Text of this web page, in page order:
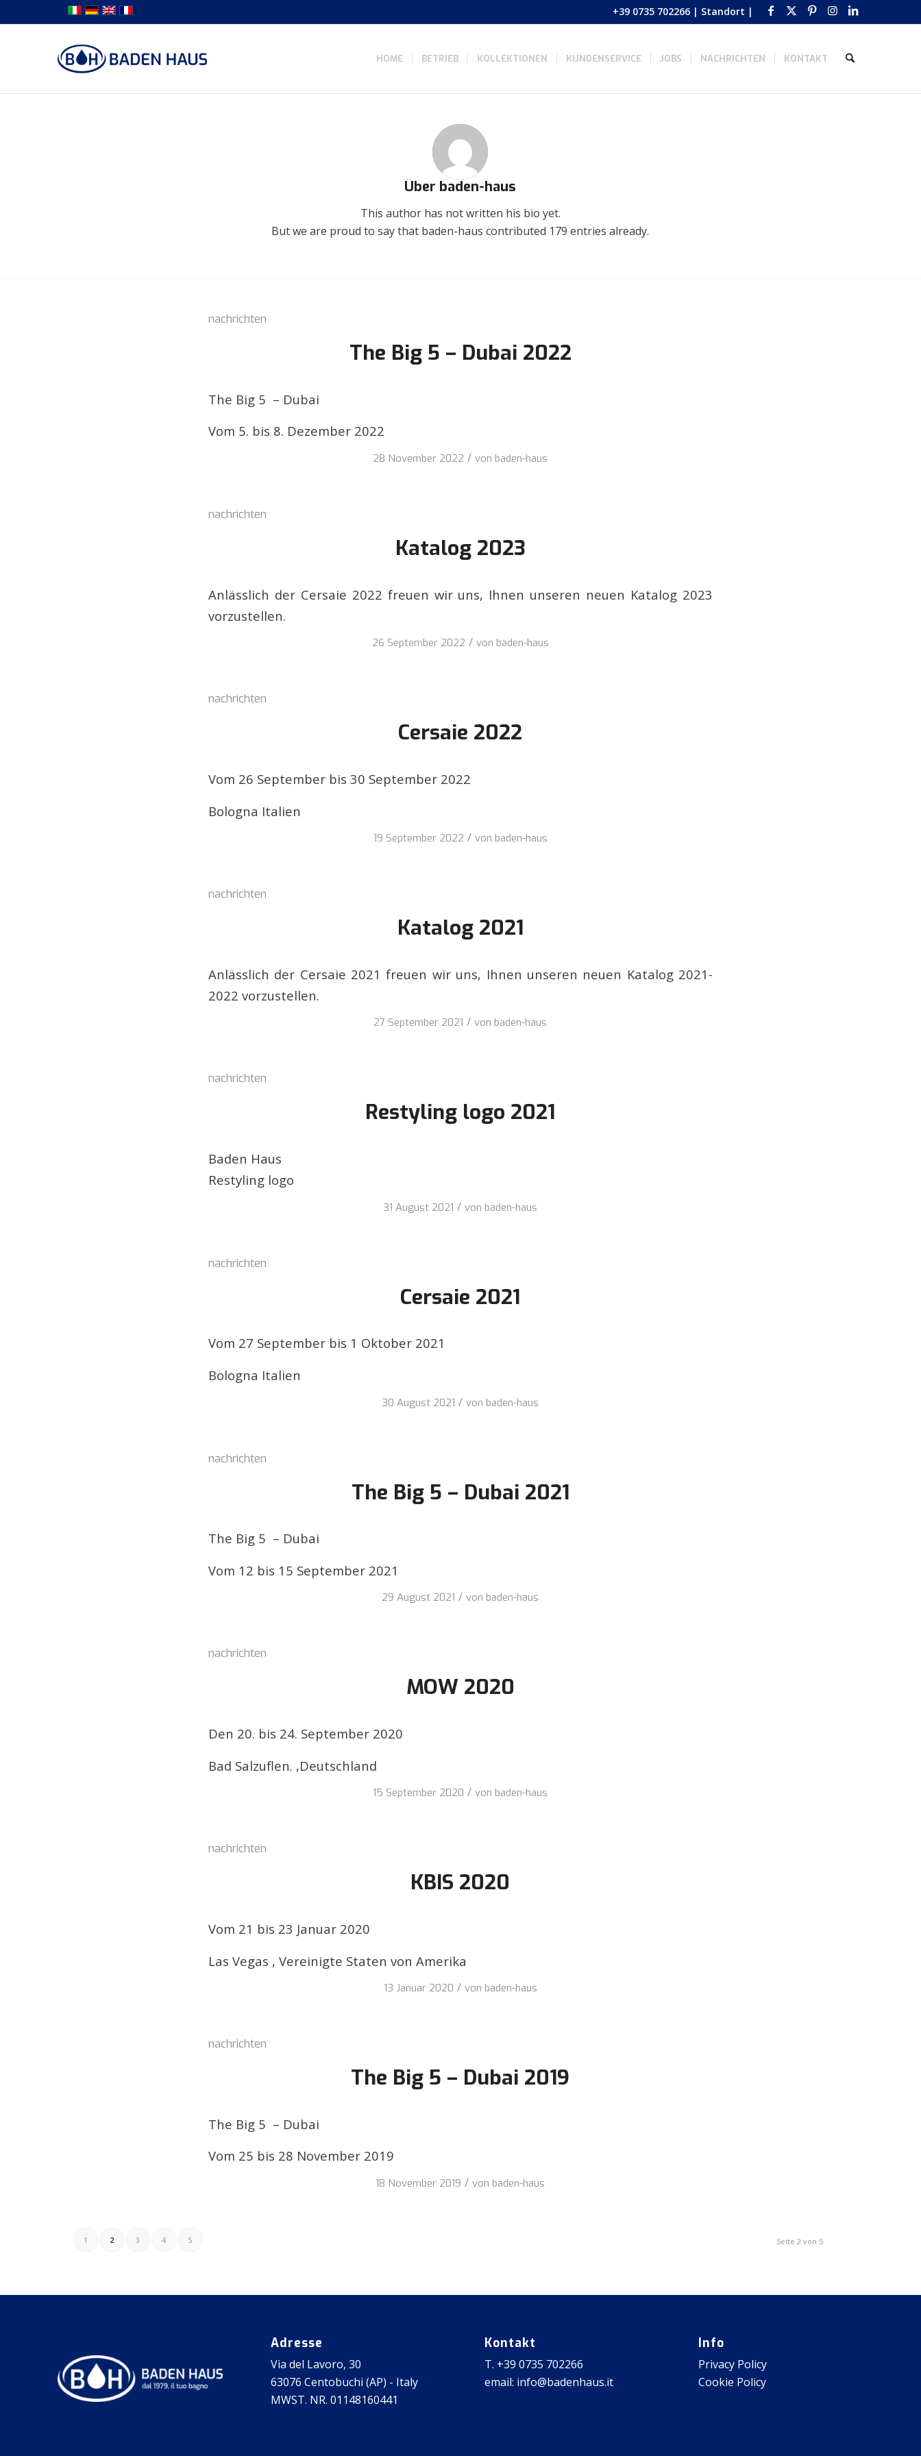
+39 0735 702266 | Standort |
HOME BETRIEB KOLLEKTIONEN KUNDENSERVICE JOBS NACHRICHTEN KONTAKT
Über baden-haus
This author has not written his bio yet.
But we are proud to say that baden-haus contributed 179 entries already.
nachrichten
The Big 5 – Dubai 2022
The Big 5 – Dubai
Vom 5. bis 8. Dezember 2022
28 November 2022 / von baden-haus
nachrichten
Katalog 2023
Anlässlich der Cersaie 2022 freuen wir uns, Ihnen unseren neuen Katalog 2023
vorzustellen.
26 September 2022 / von baden-haus
nachrichten
Cersaie 2022
Vom 26 September bis 30 September 2022
Bologna Italien
19 September 2022 / von baden-haus
nachrichten
Katalog 2021
Anlässlich der Cersaie 2021 freuen wir uns, Ihnen unseren neuen Katalog 2021-
2022 vorzustellen.
27 September 2021 / von baden-haus
nachrichten
Restyling logo 2021
Baden Haus
Restyling logo
31 August 2021 / von baden-haus
nachrichten
Cersaie 2021
Vom 27 September bis 1 Oktober 2021
Bologna Italien
30 August 2021 / von baden-haus
nachrichten
The Big 5 – Dubai 2021
The Big 5 – Dubai
Vom 12 bis 15 September 2021
29 August 2021 / von baden-haus
nachrichten
MOW 2020
Den 20. bis 24. September 2020
Bad Salzuflen. ,Deutschland
15 September 2020 / von baden-haus
nachrichten
KBIS 2020
Vom 21 bis 23 Januar 2020
Las Vegas , Vereinigte Staten von Amerika
13 Januar 2020 / von baden-haus
nachrichten
The Big 5 – Dubai 2019
The Big 5 – Dubai
Vom 25 bis 28 November 2019
18 November 2019 / von baden-haus
Seite 2 von 5
1 2 3 4 5
Adresse
Via del Lavoro, 30
63076 Centobuchi (AP) - Italy
MWST. NR. 01148160441
Kontakt
T. +39 0735 702266
email: info@badenhaus.it
Info
Privacy Policy
Cookie Policy